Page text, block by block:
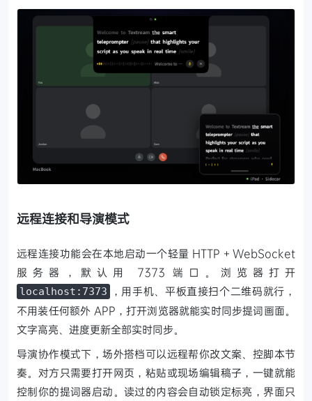
远程连接和导演模式
远程连接功能会在本地启动一个轻量 HTTP + WebSocket
服务器，默认用 7373 端口。浏览器打开
localhost:7373
，用手机、平板直接扫个二维码就行，
不用装任何额外 APP，打开浏览器就能实时同步提词画面。
文字高亮、进度更新全部实时同步。
导演协作模式下，场外搭档可以远程帮你改文案、控脚本节
奏。对方只需要打开网页，粘贴或现场编辑稿子，一键就能
控制你的提词器启动。读过的内容会自动锁定标亮，界面只